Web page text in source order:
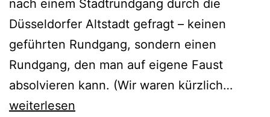
v
o
n
H
a
nach einem Stadtrundgang durch die
Düsseldorfer Altstadt gefragt – keinen
geführten Rundgang, sondern einen
Rundgang, den man auf eigene Faust
absolvieren kann. (Wir waren kürzlich…
weiterlesen